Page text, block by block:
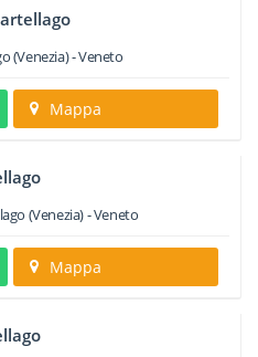
(Venezia) -Veneto
Mappa
(Venezia) -Veneto
Mappa